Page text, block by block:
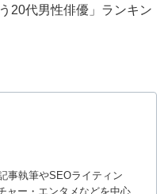
20代男性俳優」ランキン
事執筆やSEOライティン
ャー・エンタメなどを中心